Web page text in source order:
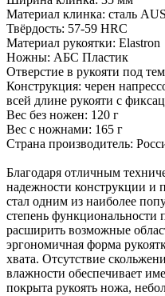
Материал клинка: сталь
Твёрдость: 57-59 HRC
Материал рукоятки: Elastron
Ножны: АБС Пластик
Отверстие в рукояти под
Конструкция: черен
всей длине рукояти с
Вес без ножен: 120 г
Вес с ножнами: 165 г
Страна производитель:
Благодаря отличным
надежности конструкции и
стал одним из наиболее
степень функциональности
расширить возможные
эргономичная форма
хвата. Отсутствие
влажности обеспечивает
покрыта рукоять ножа,